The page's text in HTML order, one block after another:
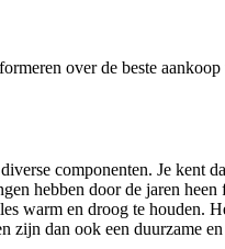
over de beste
componenten. Je kent
hebben door de jaren heen
warm en droog te houden.
zijn dan ook een duurzame